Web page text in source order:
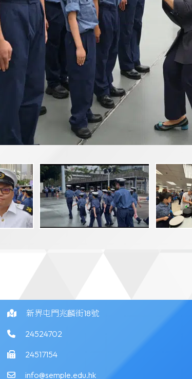
新界屯門兆麟街18號
24524702
24517154
info@semple.edu.hk